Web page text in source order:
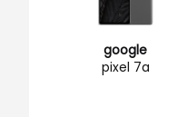
google
pixel 7a